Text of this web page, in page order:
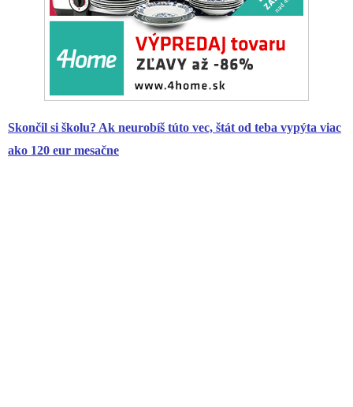
Skončil si školu? Ak neurobíš túto vec, štát od teba vypýta viac
ako 120 eur mesačne